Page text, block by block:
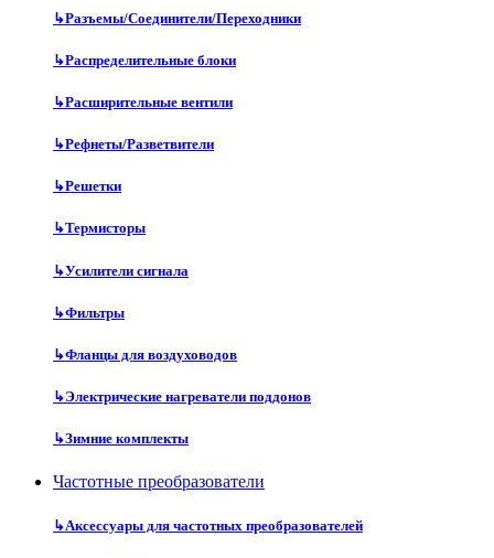
↳Разъемы/Соединители/Переходники
↳Распределительные блоки
↳Расширительные вентили
↳Рефнеты/Разветвители
↳Решетки
↳Термисторы
↳Усилители сигнала
↳Фильтры
↳Фланцы для воздуховодов
↳Электрические нагреватели поддонов
↳Зимние комплекты
Частотные преобразователи
↳Аксессуары для частотных преобразователей